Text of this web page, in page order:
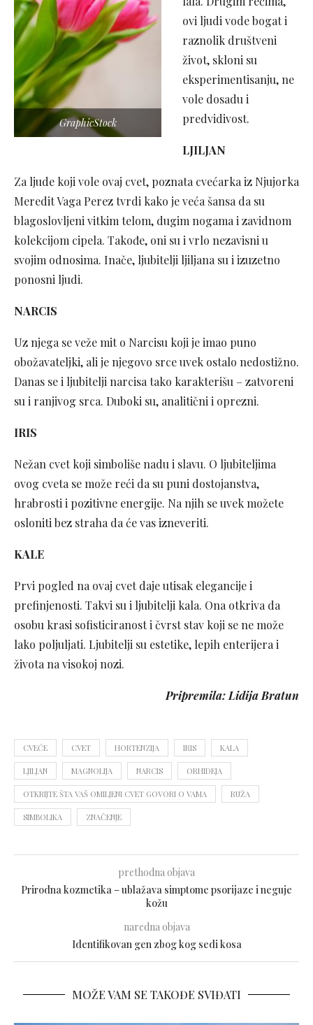
GraphicStock
ovi ljudi vode bogat i
raznolik društveni
život, skloni su
eksperimentisanju, ne
vole dosadu i
predvidivost.
LJILJAN
Za ljude koji vole ovaj cvet, poznata cvećarka iz Njujorka
Meredit Vaga Perez tvrdi kako je veća šansa da su
blagoslovljeni vitkim telom, dugim nogama i zavidnom
kolekcijom cipela. Takođe, oni su i vrlo nezavisni u
svojim odnosima. Inače, ljubitelji ljiljana su i izuzetno
ponosni ljudi.
NARCIS
Uz njega se veže mit o Narcisu koji je imao puno
obožavateljki, ali je njegovo srce uvek ostalo nedostižno.
Danas se i ljubitelji narcisa tako karakterišu – zatvoreni
su i ranjivog srca. Duboki su, analitični i oprezni.
IRIS
Nežan cvet koji simboliše nadu i slavu. O ljubiteljima
ovog cveta se može reći da su puni dostojanstva,
hrabrosti i pozitivne energije. Na njih se uvek možete
osloniti bez straha da će vas izneveriti.
KALE
Prvi pogled na ovaj cvet daje utisak elegancije i
prefinjenosti. Takvi su i ljubitelji kala. Ona otkriva da
osobu krasi sofisticiranost i čvrst stav koji se ne može
lako poljuljati. Ljubitelji su estetike, lepih enterijera i
života na visokoj nozi.
Pripremila: Lidija Bratun
CVEĆE CVET HORTENZIJA IRIS KALA
LJILJAN MAGNOLIJA NARCIS ORHIDEJA
OTKRIJTE ŠTA VAŠ OMILJENI CVET GOVORI O VAMA RUŽA
SIMBOLIKA ZNAČENJE
prethodna objava
Prirodna kozmetika – ublažava simptome psorijaze i neguje
kožu
naredna objava
Identifikovan gen zbog kog sedi kosa
MOŽE VAM SE TAKOĐE SVIĐATI